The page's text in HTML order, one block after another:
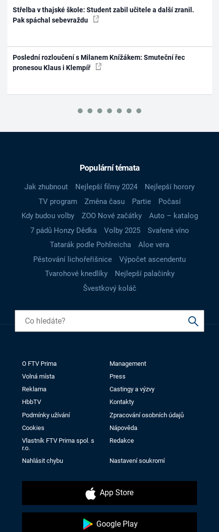
Střelba v thajské škole: Student zabil učitele a další zranil.
Pak spáchal sebevraždu
Poslední rozloučení s Milanem Knížákem: Smuteční řec
pronesou Klaus i Klempíř
Populární témata
Jak zhubnout Nejlepší filmy 2024
Nejlepší horory
TV program
Změna času Partie
Počasí
Kdy budou volby
ZOO Nové začátky
Auto – katalog
7 pádů Honzy Dědka
Volby 2025
Svařené víno
Tatarák podle Pohlreicha
Aloe vera
Pěstování lichořeřišnice
Výpočet ascendentu
Tvarohové knedlíky
Nejlepší palačinky
Švestkový koláč
O FTV Prima
Management
Volná místa
Press
Reklama
Castingy a výzvy
HbbTV
Kontakty
Podmínky užívání
Zpracování osobních údajů
Cookies
Nápověda
Vlastník FTV Prima spol. s
r.o.
Redakce
Nahlásit chybu Nastavení soukromí
App Store
Google Play